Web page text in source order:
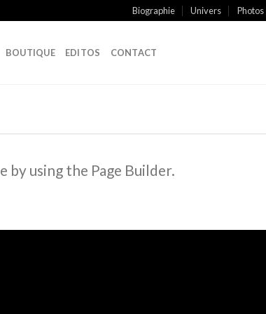
Biographie Univers Photos
BOUTIQUE EDITOS CONTACT
by using the Page Builder.